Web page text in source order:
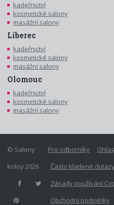
kadeřnictví
kosmetické salony
masážní salony
Liberec
kadeřnictví
kosmetické salony
masážní salony
Olomouc
kadeřnictví
kosmetické salony
masážní salony
Pro odborníky
Často kladené
Zásady používání
Obchodní podmínky
© Salony
krásy 2026